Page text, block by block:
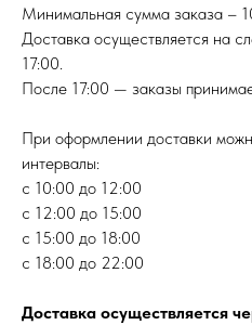
Минимальная сумма заказа –
Доставка осуществляется на
17:00.
После 17:00 — заказы
При оформлении доставки
интервалы:
с 10:00 до 12:00
с 12:00 до 15:00
с 15:00 до 18:00
с 18:00 до 22:00
Доставка осуществляется